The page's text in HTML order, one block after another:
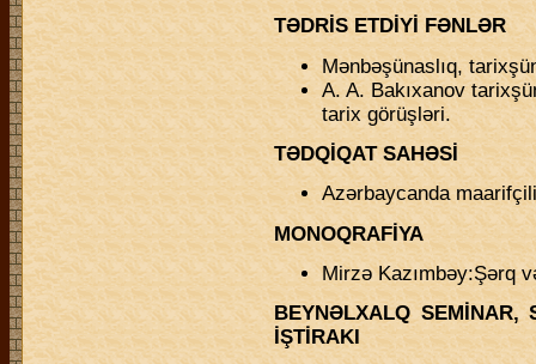
TƏDRİS ETDİYİ FƏNLƏR
Mənbəşünaslıq,
A. A. Bakıxanov
tarix görüşləri.
TƏDQİQAT SAHƏSİ
Azərbaycanda
MONOQRAFİYA
Mirzə Kazımbəy:Şərq
BEYNƏLXALQ SEMİNAR,
İŞTİRAKI